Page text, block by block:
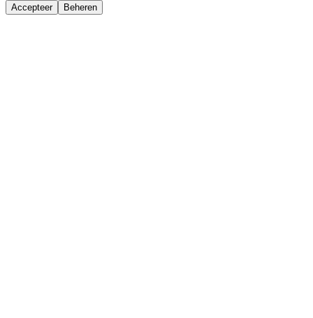
Accepteer Beheren